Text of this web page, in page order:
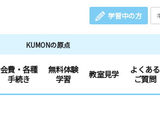
学習中の方
KUMONの原点
会費・各種
手続き
無料体験
学習
教室見学
よくある
ご質問